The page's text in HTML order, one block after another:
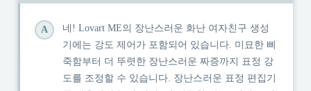
A
네! Lovart ME의 장난스러운 화난 여자친구 생성
기에는 강도 제어가 포함되어 있습니다. 미묘한 삐
죽함부터 더 뚜렷한 장난스러운 짜증까지 표정 강
도를 조정할 수 있습니다. 장난스러운 표정 편집기